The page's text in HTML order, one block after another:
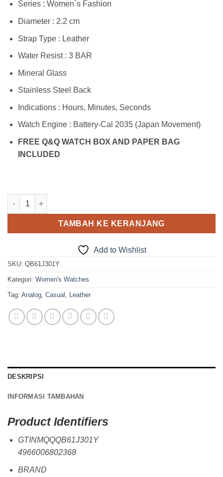
Series : Women`s Fashion
Diameter : 2.2 cm
Strap Type : Leather
Water Resist : 3 BAR
Mineral Glass
Stainless Steel Back
Indications : Hours, Minutes, Seconds
Watch Engine : Battery-Cal 2035 (Japan Movement)
FREE Q&Q WATCH BOX AND PAPER BAG
INCLUDED
Kuantitas Q&Q QB61J301Y
TAMBAH KE KERANJANG
Add to Wishlist
SKU: QB61J301Y
Kategori: Women's Watches
Tag: Analog Casual Leather
DESKRIPSI
INFORMASI TAMBAHAN
Product Identifiers
GTINMQQQB61J301Y
4966006802368
BRAND